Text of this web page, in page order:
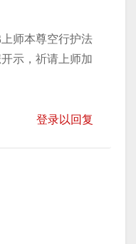
师本尊空行护法
示，祈请上师加
登录以回复